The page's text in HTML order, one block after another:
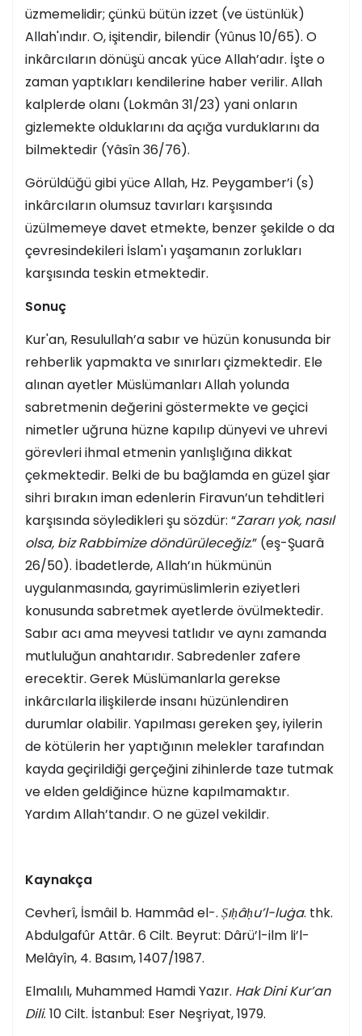
üzmemelidir; çünkü bütün izzet (ve üstünlük)
Allah'ındır. O, işitendir, bilendir (Yûnus 10/65). O
inkârcıların dönüşü ancak yüce Allah’adır. İşte o
zaman yaptıkları kendilerine haber verilir. Allah
kalplerde olanı (Lokmân 31/23) yani onların
gizlemekte olduklarını da açığa vurduklarını da
bilmektedir (Yâsîn 36/76).
Görüldüğü gibi yüce Allah, Hz. Peygamber’i (s)
inkârcıların olumsuz tavırları karşısında
üzülmemeye davet etmekte, benzer şekilde o da
çevresindekileri İslam'ı yaşamanın zorlukları
karşısında teskin etmektedir.
Sonuç
Kur'an, Resulullah’a sabır ve hüzün konusunda bir
rehberlik yapmakta ve sınırları çizmektedir. Ele
alınan ayetler Müslümanları Allah yolunda
sabretmenin değerini göstermekte ve geçici
nimetler uğruna hüzne kapılıp dünyevi ve uhrevi
görevleri ihmal etmenin yanlışlığına dikkat
çekmektedir. Belki de bu bağlamda en güzel şiar
sihri bırakın iman edenlerin Firavun’un tehditleri
karşısında söyledikleri şu sözdür: “Zararı yok, nasıl
olsa, biz Rabbimize döndürüleceğiz.” (eş-Şuarâ
26/50). İbadetlerde, Allah’ın hükmünün
uygulanmasında, gayrimüslimlerin eziyetleri
konusunda sabretmek ayetlerde övülmektedir.
Sabır acı ama meyvesi tatlıdır ve aynı zamanda
mutluluğun anahtarıdır. Sabredenler zafere
erecektir. Gerek Müslümanlarla gerekse
inkârcılarla ilişkilerde insanı hüzünlendiren
durumlar olabilir. Yapılması gereken şey, iyilerin
de kötülerin her yaptığının melekler tarafından
kayda geçirildiği gerçeğini zihinlerde taze tutmak
ve elden geldiğince hüzne kapılmamaktır.
Yardım Allah’tandır. O ne güzel vekildir.
Kaynakça
Cevherî, İsmâil b. Hammâd el-. Ṣıḥâḥu’l-luġa. thk.
Abdulgafûr Attâr. 6 Cilt. Beyrut: Dârü’l-ilm li’l-
Melâyîn, 4. Basım, 1407/1987.
Elmalılı, Muhammed Hamdi Yazır. Hak Dini Kur’an
Dili. 10 Cilt. İstanbul: Eser Neşriyat, 1979.